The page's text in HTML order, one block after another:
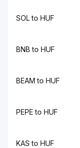
SOL to HUF
BNB to HUF
BEAM to HUF
PEPE to HUF
KAS to HUF